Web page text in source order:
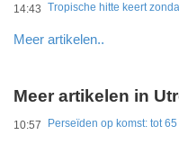
14:43 Tropische hitte keert
Meer artikelen..
Meer artikelen in
10:57 Perseïden op komst: tot